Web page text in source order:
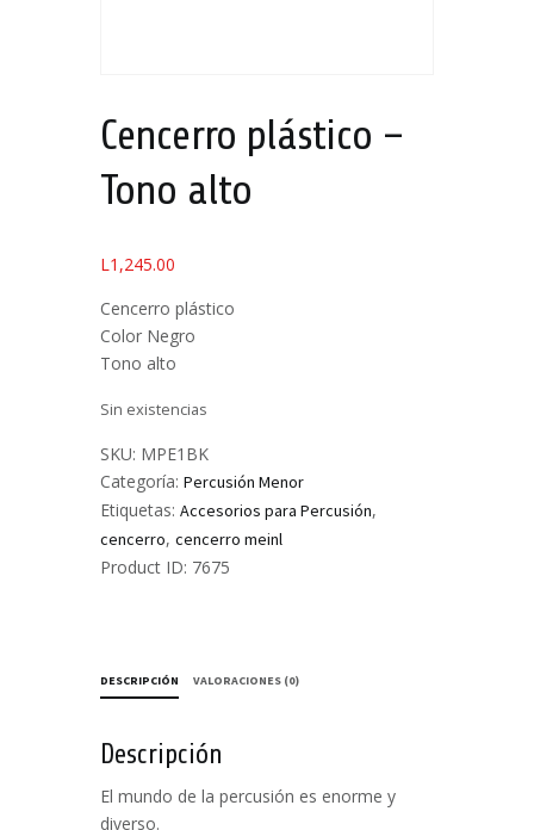
Cencerro plástico –
Tono alto
L1,245.00
Cencerro plástico
Color Negro
Tono alto
Sin existencias
SKU: MPE1BK
Categoría: Percusión Menor
Etiquetas: Accesorios para Percusión,
cencerro, cencerro meinl
Product ID: 7675
DESCRIPCIÓN VALORACIONES (0)
Descripción
El mundo de la percusión es enorme y
diverso.